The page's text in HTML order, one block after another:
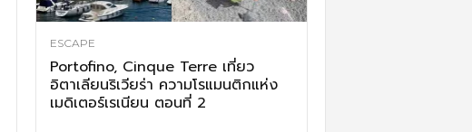
ESCAPE
Portofino, Cinque Terre เที่ยว
อิตาเลียนริเวียร่า ความโรแมนติกแห่ง
เมดิเตอร์เรเนียน ตอนที่ 2